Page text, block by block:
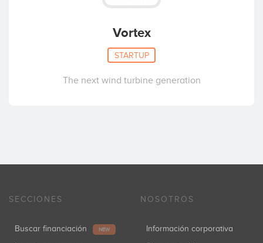
Vortex
STARTUP
The next wind turbine generation
SECCIONES
Buscar financiación NEW
NOSOTROS
Información corporativa